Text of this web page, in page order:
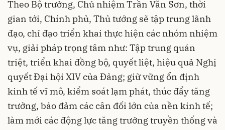
Theo Bộ trưởng, Chủ nhiệm Trần Văn Sơn, thời
gian tới, Chính phủ, Thủ tướng sẽ tập trung lãnh
đạo, chỉ đạo triển khai thực hiện các nhóm nhiệm
vụ, giải pháp trọng tâm như: Tập trung quán
triệt, triển khai đồng bộ, quyết liệt, hiệu quả Nghị
quyết Đại hội XIV của Đảng; giữ vững ổn định
kinh tế vĩ mô, kiểm soát lạm phát, thúc đẩy tăng
trưởng, bảo đảm các cân đối lớn của nền kinh tế;
làm mới các động lực tăng trưởng truyền thống và